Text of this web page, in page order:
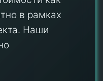
в рамках
Наши